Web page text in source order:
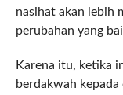
nasihat akan lebih
perubahan yang
Karena itu, ketika
berdakwah